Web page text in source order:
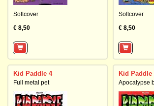
Softcover
€ 8,50
Softcover
€ 8,50
Kid Paddle 4
Full metal pet
Kid Paddle
Apocalypse